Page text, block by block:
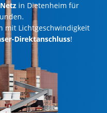
in Dietenheim für
mit Lichtgeschwindigkeit
Direktanschluss!